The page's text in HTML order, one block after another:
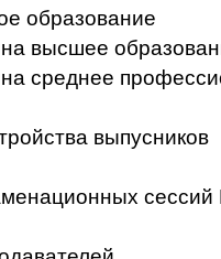
образование
высшее
среднее
выпусников